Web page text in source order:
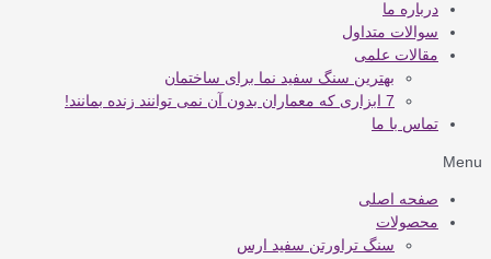
درباره ما
سوالات متداول
مقالات علمی
بهترین سنگ سفید نما برای ساختمان
7 ابزاری که معماران بدون آن نمی توانند زنده بمانند!
تماس با ما
Menu
صفحه اصلی
محصولات
سنگ تراورتن سفید ارس